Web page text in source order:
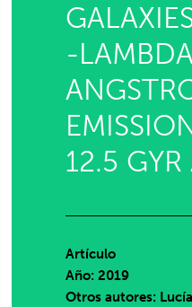
-
12.5
Artículo
Año: 2019
Otros autores: